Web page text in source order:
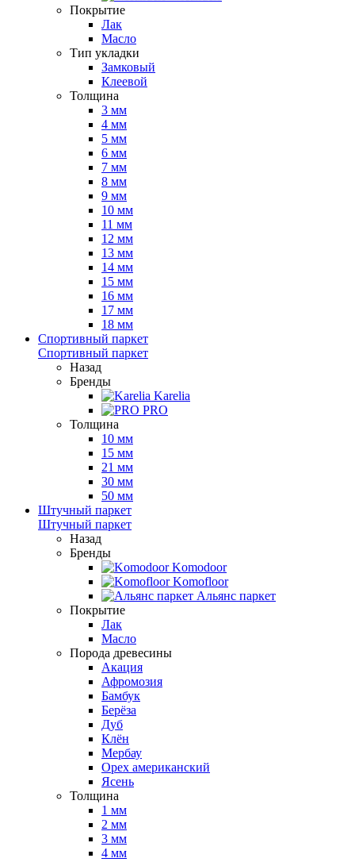
Покрытие
Лак
Масло
Тип укладки
Замковый
Клеевой
Толщина
3 мм
4 мм
5 мм
6 мм
7 мм
8 мм
9 мм
10 мм
11 мм
12 мм
13 мм
14 мм
15 мм
16 мм
17 мм
18 мм
Спортивный паркет
Спортивный паркет
Назад
Бренды
Karelia
PRO
Толщина
10 мм
15 мм
21 мм
30 мм
50 мм
Штучный паркет
Штучный паркет
Назад
Бренды
Komodoor
Komofloor
Альянс паркет
Покрытие
Лак
Масло
Порода древесины
Акация
Афромозия
Бамбук
Берёза
Дуб
Клён
Мербау
Орех американский
Ясень
Толщина
1 мм
2 мм
3 мм
4 мм